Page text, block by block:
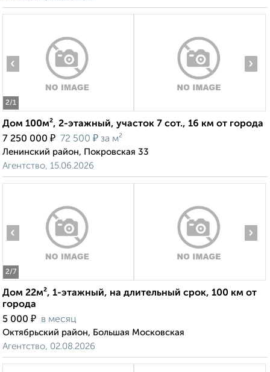
2/1
‹ ›
Дом 100м², 2-этажный, участок 7 сот., 16 км от города
7 250 000 ₽ 72 500 ₽ за м²
Ленинский район, Покровская 33
Агентство, 15.06.2026
2/7
‹ ›
Дом 22м², 1-этажный, на длительный срок, 100 км от
города
5 000 ₽ в месяц
Октябрьский район, Большая Московская
Агентство, 02.08.2026